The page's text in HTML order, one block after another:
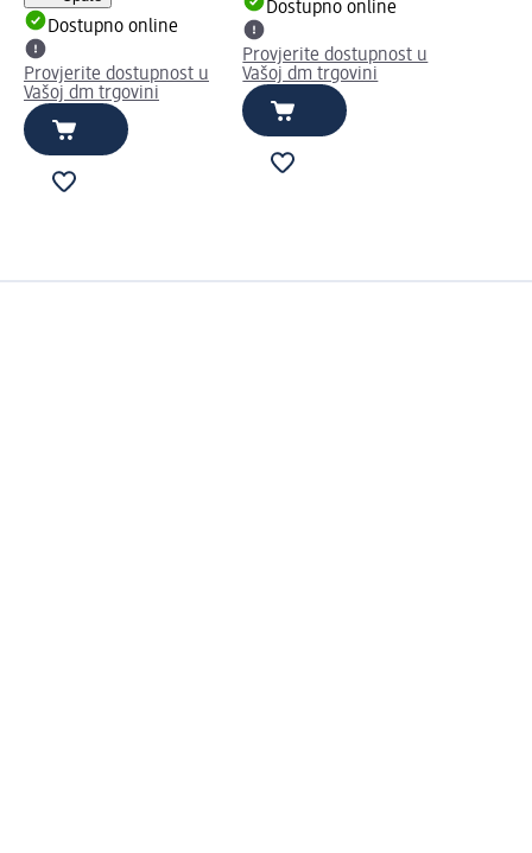
Dostupno online
Provjerite dostupnost u
Vašoj dm trgovini
Dostupno online
Provjerite dostupnost u
Vašoj dm trgovini